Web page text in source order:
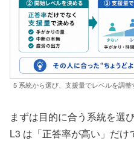
5 系統から選び、支援量でレベルを調
まずは目的に合う系統を選
L3 は「正答率が高い」だ